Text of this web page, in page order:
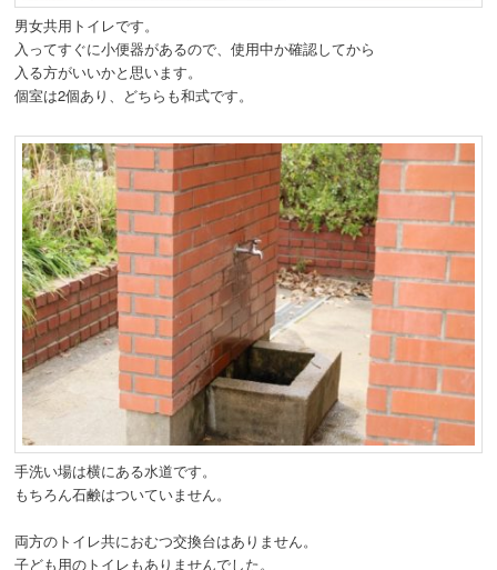
男女共用トイレです。
入ってすぐに小便器があるので、使用中か確認してから
入る方がいいかと思います。
個室は2個あり、どちらも和式です。
手洗い場は横にある水道です。
もちろん石鹸はついていません。
両方のトイレ共におむつ交換台はありません。
子ども用のトイレもありませんでした。